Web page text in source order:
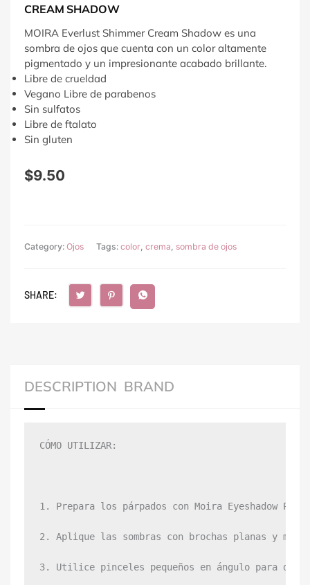
CREAM SHADOW
MOIRA Everlust Shimmer Cream Shadow es una
sombra de ojos que cuenta con un color altamente
pigmentado y un impresionante acabado brillante.
Libre de crueldad
Vegano Libre de parabenos
Sin sulfatos
Libre de ftalato
Sin gluten
$9.50
Category: Ojos Tags: color crema sombra de ojos
SHARE:
DESCRIPTION BRAND
CÓMO UTILIZAR:
1. Prepara los párpados con Moira Eyeshadow
2. Aplique las sombras con brochas planas y
3. Utilice pinceles pequeños en ángulo para